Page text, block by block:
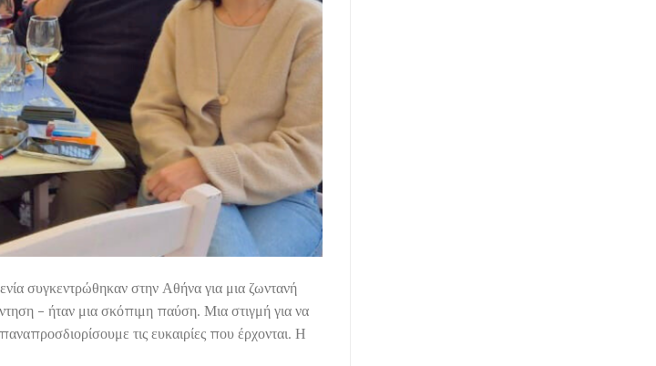
συγκεντρώθηκαν στην Αθήνα για μια ζωντανή
- ήταν μια σκόπιμη παύση. Μια στιγμή για να
τις ευκαιρίες που έρχονται. Η